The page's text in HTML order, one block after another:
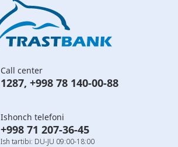
Call center
1287, +998 78 140-00-88
Ishonch telefoni
+998 71 207-36-45
Ish tartibi: DU-JU 09:00-18:00